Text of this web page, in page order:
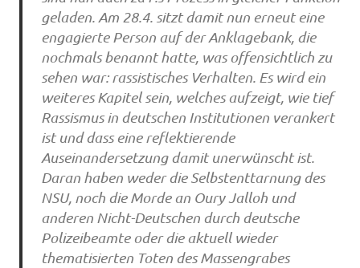
geladen. Am 28.4. sitzt damit nun erneut eine
engagierte Person auf der Anklagebank, die
nochmals benannt hatte, was offensichtlich zu
sehen war: rassistisches Verhalten. Es wird ein
weiteres Kapitel sein, welches aufzeigt, wie tief
Rassismus in deutschen Institutionen verankert
ist und dass eine reflektierende
Auseinandersetzung damit unerwünscht ist.
Daran haben weder die Selbstenttarnung des
NSU, noch die Morde an Oury Jalloh und
anderen Nicht-Deutschen durch deutsche
Polizeibeamte oder die aktuell wieder
thematisierten Toten des Massengrabes